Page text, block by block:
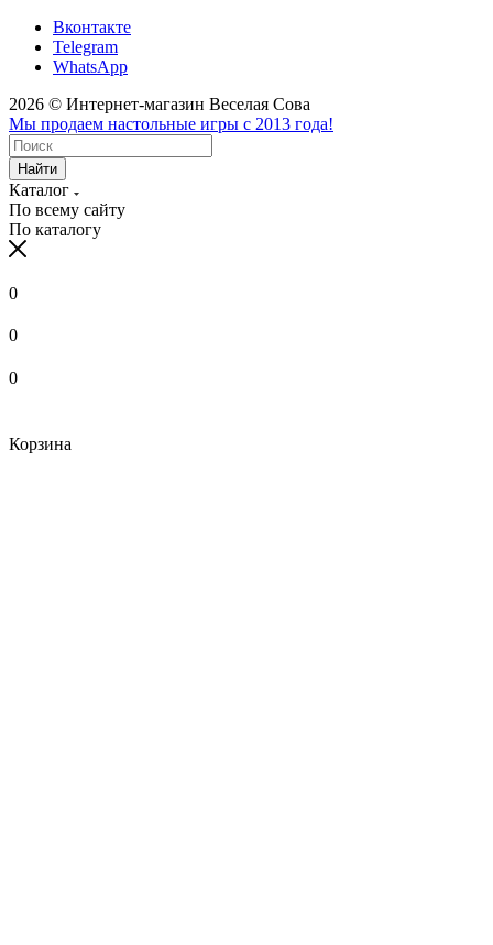
Вконтакте
Telegram
WhatsApp
2026 © Интернет-магазин Веселая Сова
Мы продаем настольные игры с 2013 года!
Найти
Каталог
По всему сайту
По каталогу
0
0
0
Корзина